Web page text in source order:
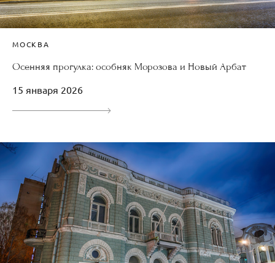
МОСКВА
Осенняя прогулка: особняк Морозова и Новый Арбат
15 января 2026